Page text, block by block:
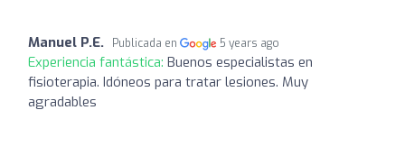
Manuel P.E. Publicada en 5 years ago
Experiencia fantástica: Buenos especialistas en
fisioterapia. Idóneos para tratar lesiones. Muy
agradables